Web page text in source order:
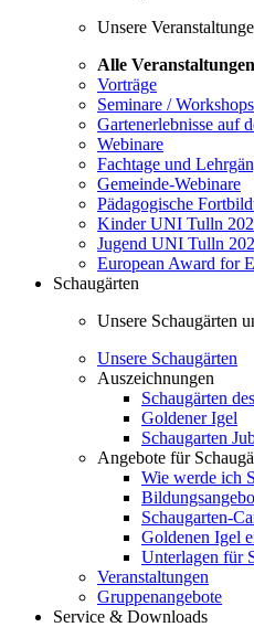
Unsere
Alle Veranstaltungen
Vorträge
Seminare / Workshops
Gartenerlebnisse
Webinare
Fachtage und
Gemeinde-Webinare
Pädagogische
Kinder UNI Tulln
Jugend UNI Tulln
European Award for
Schaugärten
Unsere Schaugärten
Unsere Schaugärten
Auszeichnungen
Schaugärten
Goldener Igel
Schaugarten
Angebote für
Wie werde ich
Schaugarten-
Goldenen Igel
Unterlagen für
Veranstaltungen
Gruppenangebote
Service & Downloads